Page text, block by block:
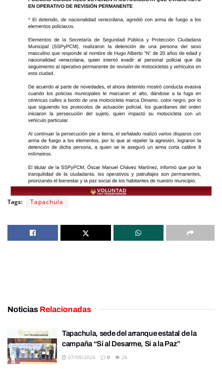
Tags: Tapachula
Noticias Relacionadas
Tapachula, sede del arranque estatal de la
campaña “Sí al Desarme, Sí a la Paz”
07/08/2026 0 2K